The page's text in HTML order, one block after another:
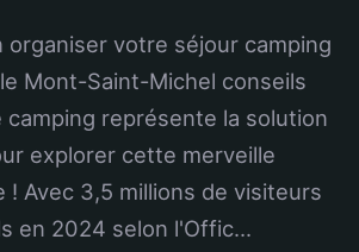
organiser votre séjour camping
Mont-Saint-Michel conseils
camping représente la solution
explorer cette merveille
! Avec 3,5 millions de visiteurs
en 2024 selon l'Offic...